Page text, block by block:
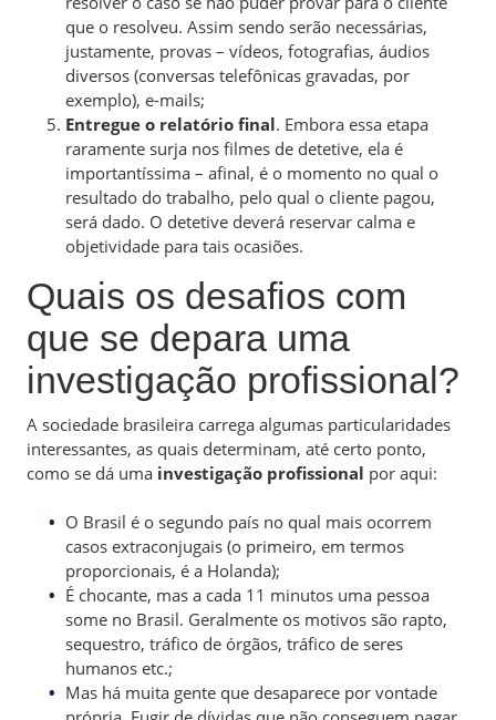
que o resolveu. Assim sendo serão necessárias,
justamente, provas – vídeos, fotografias, áudios
diversos (conversas telefônicas gravadas, por
exemplo), e-mails;
Entregue o relatório final. Embora essa etapa
raramente surja nos filmes de detetive, ela é
importantíssima – afinal, é o momento no qual o
resultado do trabalho, pelo qual o cliente pagou,
será dado. O detetive deverá reservar calma e
objetividade para tais ocasiões.
Quais os desafios com
que se depara uma
investigação profissional?
A sociedade brasileira carrega algumas particularidades
interessantes, as quais determinam, até certo ponto,
como se dá uma investigação profissional por aqui:
O Brasil é o segundo país no qual mais ocorrem
casos extraconjugais (o primeiro, em termos
proporcionais, é a Holanda);
É chocante, mas a cada 11 minutos uma pessoa
some no Brasil. Geralmente os motivos são rapto,
sequestro, tráfico de órgãos, tráfico de seres
humanos etc.;
Mas há muita gente que desaparece por vontade